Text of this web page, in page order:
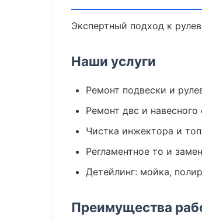
Экспертный подход к
Наши услуги
Ремонт подвески и
Ремонт двс и навесного
Чистка инжектора и
Регламентное то и
Детейлинг: мойка,
Преимущества